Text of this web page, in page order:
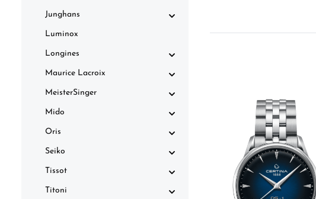
Junghans
Luminox
Longines
Maurice Lacroix
MeisterSinger
Mido
Oris
Seiko
Tissot
Titoni